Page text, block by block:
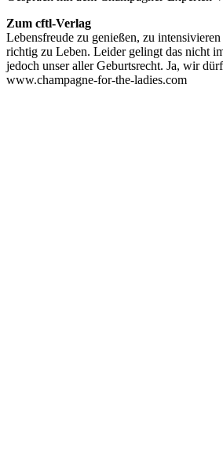
Zum cftl-Verlag
Lebensfreude zu genießen, zu
richtig zu Leben. Leider gelingt das nicht
jedoch unser aller Geburtsrecht. Ja, wir
www.champagne-for-the-ladies.com